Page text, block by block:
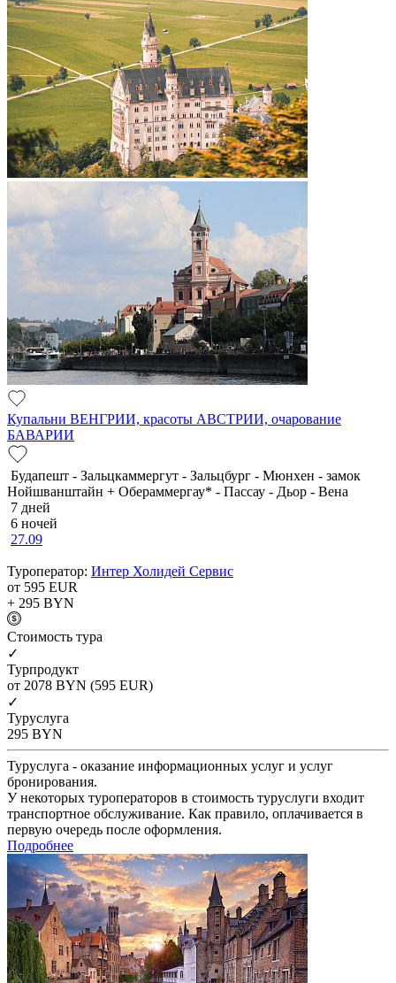
Купальни ВЕНГРИИ, красоты АВСТРИИ, очарование
БАВАРИИ
Будапешт - Зальцкаммергут - Зальцбург - Мюнхен - замок
Нойшванштайн + Обераммергау* - Пассау - Дьор - Вена
7 дней
6 ночей
27.09
Туроператор: Интер Холидей Сервис
от 595 EUR
+ 295 BYN
Cтоимость тура
✓
Турпродукт
от 2078 BYN (595 EUR)
✓
Туруслуга
295 BYN
Туруслуга - оказание информационных услуг и услуг
бронирования.
У некоторых туроператоров в стоимость туруслуги входит
транспортное обслуживание. Как правило, оплачивается в
первую очередь после оформления.
Подробнее